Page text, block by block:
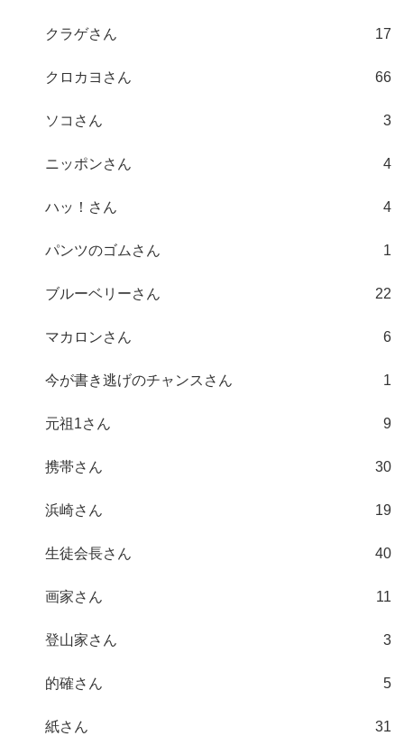
クラゲさん 17
クロカヨさん 66
ソコさん 3
ニッポンさん 4
ハッ！さん 4
パンツのゴムさん 1
ブルーベリーさん 22
マカロンさん 6
今が書き逃げのチャンスさん 1
元祖1さん 9
携帯さん 30
浜崎さん 19
生徒会長さん 40
画家さん 11
登山家さん 3
的確さん 5
紙さん 31